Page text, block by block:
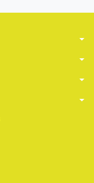
arrow_drop_down
arrow_drop_down
arrow_drop_down
arrow_drop_down